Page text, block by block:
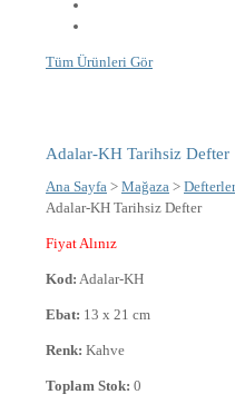
Tüm Ürünleri Gör
Adalar-KH Tarihsiz Defter
Ana Sayfa > Mağaza > Defterler
Adalar-KH Tarihsiz Defter
Fiyat Alınız
Kod: Adalar-KH
Ebat: 13 x 21 cm
Renk: Kahve
Toplam Stok: 0